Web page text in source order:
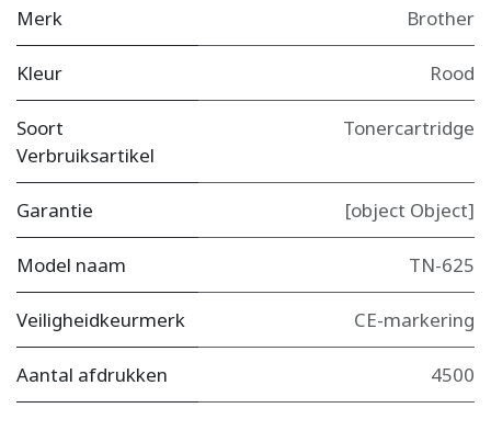
Merk Brother
Kleur Rood
Soort
Verbruiksartikel
Tonercartridge
Garantie [object Object]
Model naam TN-625
Veiligheidkeurmerk CE-markering
Aantal afdrukken 4500